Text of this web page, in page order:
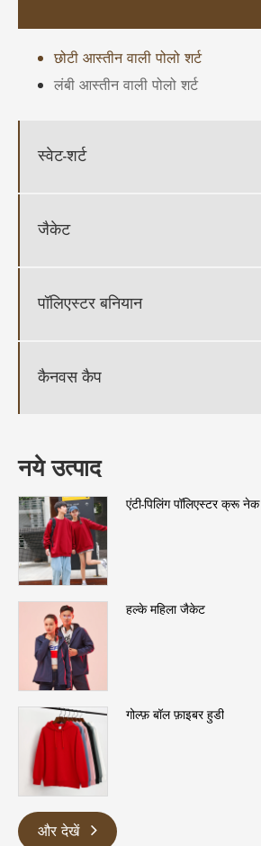
छोटी आस्तीन वाली पोलो शर्ट
लंबी आस्तीन वाली पोलो शर्ट
स्वेट-शर्ट
जैकेट
पॉलिएस्टर बनियान
कैनवस कैप
नये उत्पाद
एंटी-पिलिंग पॉलिएस्टर क्रू
हल्के महिला जैकेट
गोल्फ़ बॉल फ़ाइबर हुडी
और देखें